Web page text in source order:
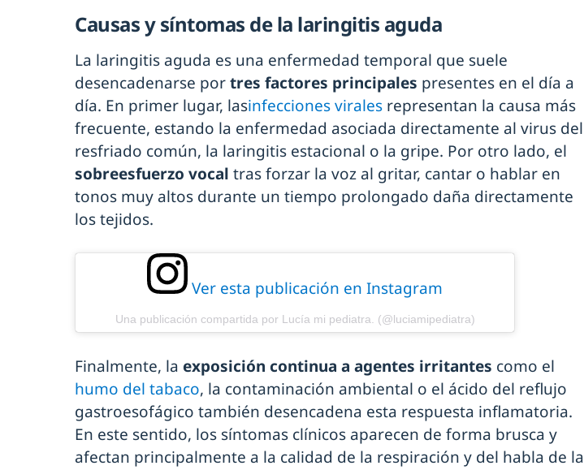
Causas y síntomas de la laringitis aguda
La laringitis aguda es una enfermedad temporal que suele
desencadenarse portres factores principales presentes en el día a
día. En primer lugar, lasinfecciones virales representan la causa más
frecuente, estando la enfermedad asociada directamente al virus del
resfriado común, la laringitis estacional o la gripe. Por otro lado, el
sobreesfuerzo vocal tras forzar la voz al gritar, cantar o hablar en
tonos muy altos durante un tiempo prolongado daña directamente
los tejidos.
Ver esta publicación en Instagram
Una publicación compartida por Lucía mi pediatra. (@luciamipediatra)
Finalmente, la exposición continua a agentes irritantes como el
humo del tabaco, la contaminación ambiental o el ácido del reflujo
gastroesofágico también desencadena esta respuesta inflamatoria.
En este sentido, los síntomas clínicos aparecen de forma brusca y
afectan principalmente a la calidad de la respiración y del habla de la